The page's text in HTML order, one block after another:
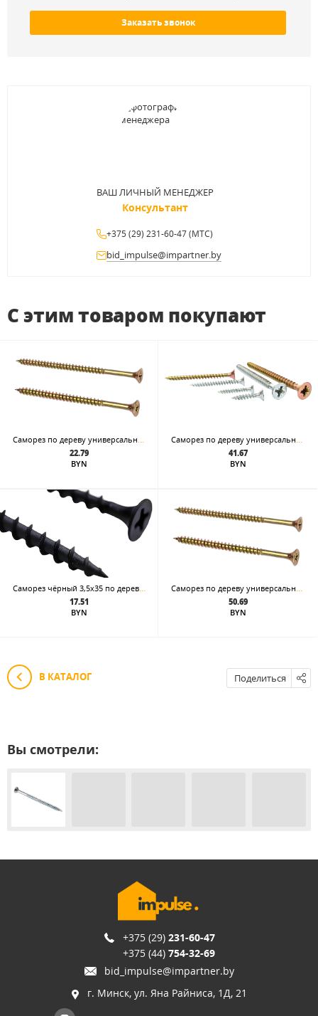
Заказать звонок
ВАШ ЛИЧНЫЙ МЕНЕДЖЕР
Консультант
+375 (29) 231-60-47 (МТС)
bid_impulse@impartner.by
С этим товаром покупают
Саморез по дереву универсальный 4.5x25 жёлтый цинк шлиц Pz
22.79
BYN
Саморез по дереву универсальный 5 x 40
41.67
BYN
Саморез чёрный 3,5x35 по дереву крупный шаг
17.51
BYN
Саморез по дереву универсальный 5.0x50 жёлтый цинк шлиц Pz
50.69
BYN
В КАТАЛОГ Поделиться
Вы смотрели:
+375 (29) 231-60-47
+375 (44) 754-32-69
bid_impulse@impartner.by
г. Минск, ул. Яна Райниса, 1Д, 21